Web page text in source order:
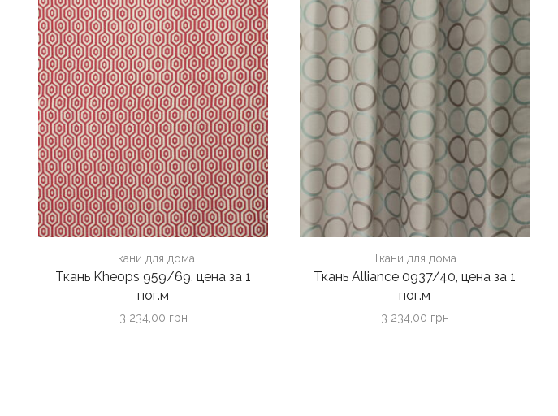
Ткани для дома
Ткань Kheops 959/69, цена за 1
пог.м
3 234,00 грн
Ткани для дома
Ткань Alliance 0937/40, цена за 1
пог.м
3 234,00 грн